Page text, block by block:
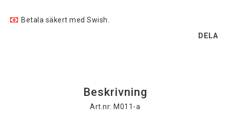
Betala säkert med Swish.
DELA
Beskrivning
Art.nr: M011-a